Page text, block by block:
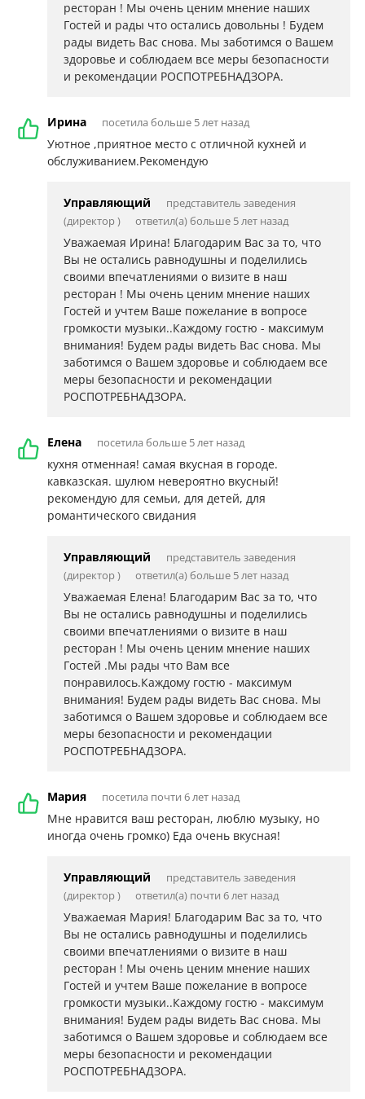
ресторан ! Мы очень ценим мнение наших
Гостей и рады что остались довольны ! Будем
рады видеть Вас снова. Мы заботимся о Вашем
здоровье и соблюдаем все меры безопасности
и рекомендации РОСПОТРЕБНАДЗОРА.
Ирина посетила больше 5 лет назад
Уютное ,приятное место с отличной кухней и
обслуживанием.Рекомендую
Управляющий
представитель заведения
(директор )
ответил(а) больше 5 лет назад
Уважаемая Ирина! Благодарим Вас за то, что
Вы не остались равнодушны и поделились
своими впечатлениями о визите в наш
ресторан ! Мы очень ценим мнение наших
Гостей и учтем Ваше пожелание в вопросе
громкости музыки..Каждому гостю - максимум
внимания! Будем рады видеть Вас снова. Мы
заботимся о Вашем здоровье и соблюдаем все
меры безопасности и рекомендации
РОСПОТРЕБНАДЗОРА.
Елена посетила больше 5 лет назад
кухня отменная! самая вкусная в городе.
кавказская. шулюм невероятно вкусный!
рекомендую для семьи, для детей, для
романтического свидания
Управляющий
представитель заведения
(директор )
ответил(а) больше 5 лет назад
Уважаемая Елена! Благодарим Вас за то, что
Вы не остались равнодушны и поделились
своими впечатлениями о визите в наш
ресторан ! Мы очень ценим мнение наших
Гостей .Мы рады что Вам все
понравилось.Каждому гостю - максимум
внимания! Будем рады видеть Вас снова. Мы
заботимся о Вашем здоровье и соблюдаем все
меры безопасности и рекомендации
РОСПОТРЕБНАДЗОРА.
Мария посетила почти 6 лет назад
Мне нравится ваш ресторан, люблю музыку, но
иногда очень громко) Еда очень вкусная!
Управляющий
представитель заведения
(директор )
ответил(а) почти 6 лет назад
Уважаемая Мария! Благодарим Вас за то, что
Вы не остались равнодушны и поделились
своими впечатлениями о визите в наш
ресторан ! Мы очень ценим мнение наших
Гостей и учтем Ваше пожелание в вопросе
громкости музыки..Каждому гостю - максимум
внимания! Будем рады видеть Вас снова. Мы
заботимся о Вашем здоровье и соблюдаем все
меры безопасности и рекомендации
РОСПОТРЕБНАДЗОРА.